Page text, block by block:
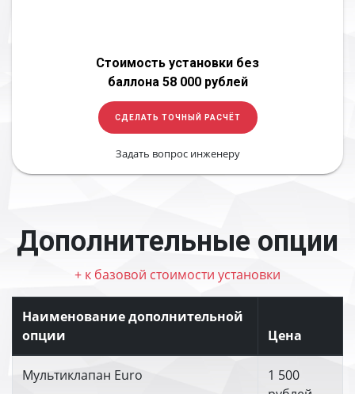
Стоимость установки без
баллона 58 000 рублей
СДЕЛАТЬ ТОЧНЫЙ РАСЧЁТ
Задать вопрос инженеру
Дополнительные опции
+ к базовой стоимости установки
Наименование дополнительной
опции
Цена
Мультиклапан Euro
1 500